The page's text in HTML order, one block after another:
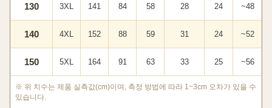
130 3XL 141 84 58 28 24 ~48
140 4XL 152 88 59 31 24 ~52
150 5XL 164 91 63 33 25 ~56
※ 위 치수는 제품 실측값(cm)이며, 측정 방법에 따라 1~3cm 오차가 있을 수
있습니다.